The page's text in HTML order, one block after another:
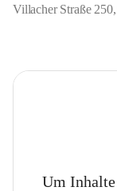
Villacher Straße
Um